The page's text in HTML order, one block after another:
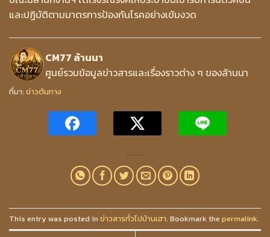
และปฏิบัติตามมาตรการป้องกันโรคอย่างเข้มงวด
CM77 ล้านนา
ศูนย์รวมข้อมูลข่าวสารและเรื่องราวต่าง ๆ ของล้านนา
ที่มา: ข่าวต้นทาง
This entry was posted in ข่าวสารทั่วไปบ้านเฮา. Bookmark the permalink.